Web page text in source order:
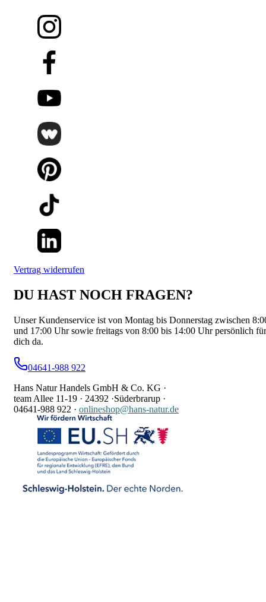
Vertrag widerrufen
DU HAST NOCH FRAGEN?
Unser Kundenservice ist von Montag bis Donnerstag zwischen
und 17:00 Uhr sowie freitags von 8:00 bis 14:00 Uhr persönlich für
dich da.
04641-988 922
Hans Natur Handels GmbH & Co. KG ·
team Allee 11-19 · 24392 ·Süderbrarup ·
04641-988 922 · onlineshop@hans-natur.de